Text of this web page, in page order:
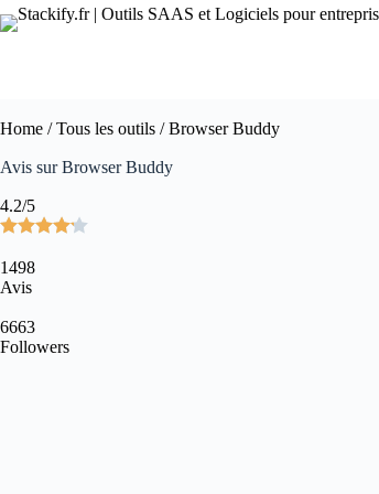
Home /Tous les outils / Browser Buddy
Avis sur Browser Buddy
4.2/5
1498
Avis
6663
Followers